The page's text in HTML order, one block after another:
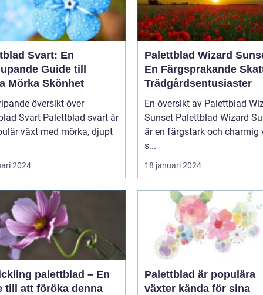
Svart: En
Guide till
Mörka Skönhet
översikt över
Svart Palettblad svart är
växt med mörka, djupt
2024
Palettblad Wizard
En Färgsprakande
Trädgårdsentusiaster
En översikt av Palettblad
Sunset Palettblad Wizard Sunset
är en färgstark och charmig
s...
18 januari 2024
palettblad – En
till att föröka denna
Palettblad är populära
växter kända för sina